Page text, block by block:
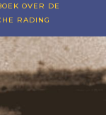
OVER DE
RADING